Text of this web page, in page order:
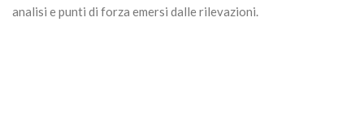
analisi e punti di forza emersi dalle rilevazioni.